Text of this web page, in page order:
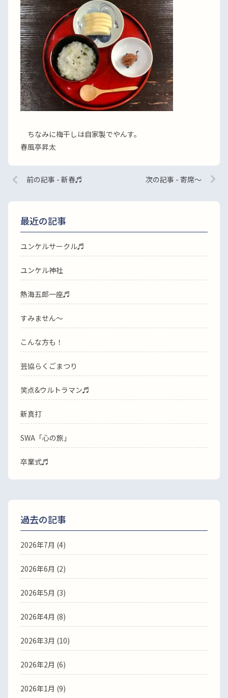
ちなみに梅干しは自家製でやんす。
春風亭昇太
前の記事 - 新春♬ 次の記事 - 寄席〜
最近の記事
ユンケルサークル♬
ユンケル神社
熱海五郎一座♬
すみません〜
こんな方も！
芸協らくごまつり
笑点&ウルトラマン♬
新真打
SWA「心の旅」
卒業式♬
過去の記事
2026年7月 (4)
2026年6月 (2)
2026年5月 (3)
2026年4月 (8)
2026年3月 (10)
2026年2月 (6)
2026年1月 (9)